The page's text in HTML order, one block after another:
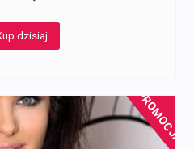
wynosiła:
dzisiaj
PROMOCJA!